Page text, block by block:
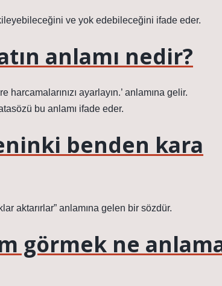
ve yok edebileceğini ifade eder.
anlamı nedir?
ayarlayın.’ anlamına gelir.
atasözü bu anlamı ifade eder.
benden kara
aktarırlar” anlamına gelen bir sözdür.
görmek ne